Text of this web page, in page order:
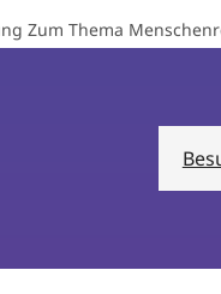
Zum Thema